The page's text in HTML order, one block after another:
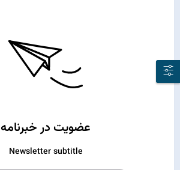
عضویت در خبرنامه
Newsletter subtitle